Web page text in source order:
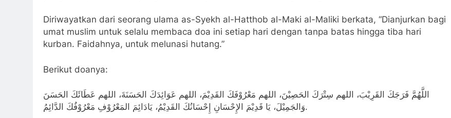
Diriwayatkan dari seorang ulama as-Syekh al-Hatthob al-Maki al-Maliki berkata, “Dianjurkan bagi
umat muslim untuk selalu membaca doa ini setiap hari dengan tanpa batas hingga tiba hari
kurban. Faidahnya, untuk melunasi hutang.”
Berikut doanya:
اللَّهُمَّ فَرَجَكَ القَرِيْبَ، اللهم سِتْرَكَ الحَصِيْنَ، اللهم مَعْرُوْفَكَ القَدِيْمَ، اللهم عَوَائِدَكَ الحَسَنَةَ، اللهم عَطَائَكَ الحَسَنَ
وَالجَمِيْلَ، يَا قَدِيْمَ الإِحْسَانِ إِحْسَانُكَ القَدِيْمُ، يَادَائِمَ المَعْرُوْفِ مَعْرُوْفُكَ الدَّائِمُ.